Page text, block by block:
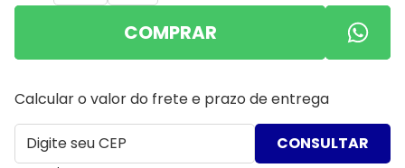
COMPRAR
Calcular o valor do frete e prazo de entrega